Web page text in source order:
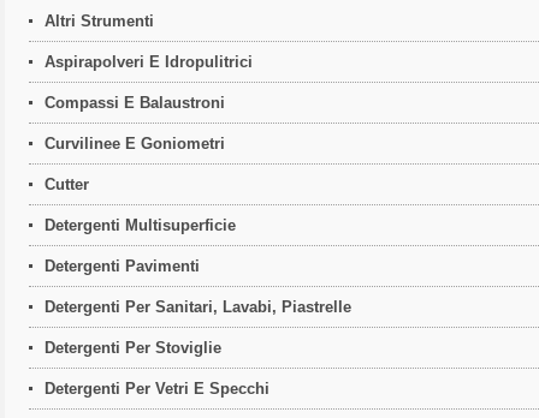
Altri Strumenti
Aspirapolveri E Idropulitrici
Compassi E Balaustroni
Curvilinee E Goniometri
Cutter
Detergenti Multisuperficie
Detergenti Pavimenti
Detergenti Per Sanitari, Lavabi, Piastrelle
Detergenti Per Stoviglie
Detergenti Per Vetri E Specchi